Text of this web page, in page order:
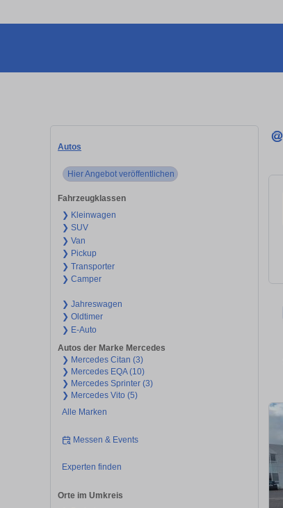
Autos
Hier Angebot veröffentlichen
Fahrzeugklassen
❯ Kleinwagen
❯ SUV
❯ Van
❯ Pickup
❯ Transporter
❯ Camper
❯ Jahreswagen
❯ Oldtimer
❯ E-Auto
Autos der Marke Mercedes
❯ Mercedes Citan (3)
❯ Mercedes EQA (10)
❯ Mercedes Sprinter (3)
❯ Mercedes Vito (5)
Alle Marken
Messen & Events
Experten finden
Orte im Umkreis